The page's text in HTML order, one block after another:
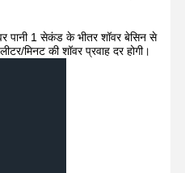
पानी 1 सेकंड के भीतर शॉवर बेसिन से
मिनट की शॉवर प्रवाह दर होगी।